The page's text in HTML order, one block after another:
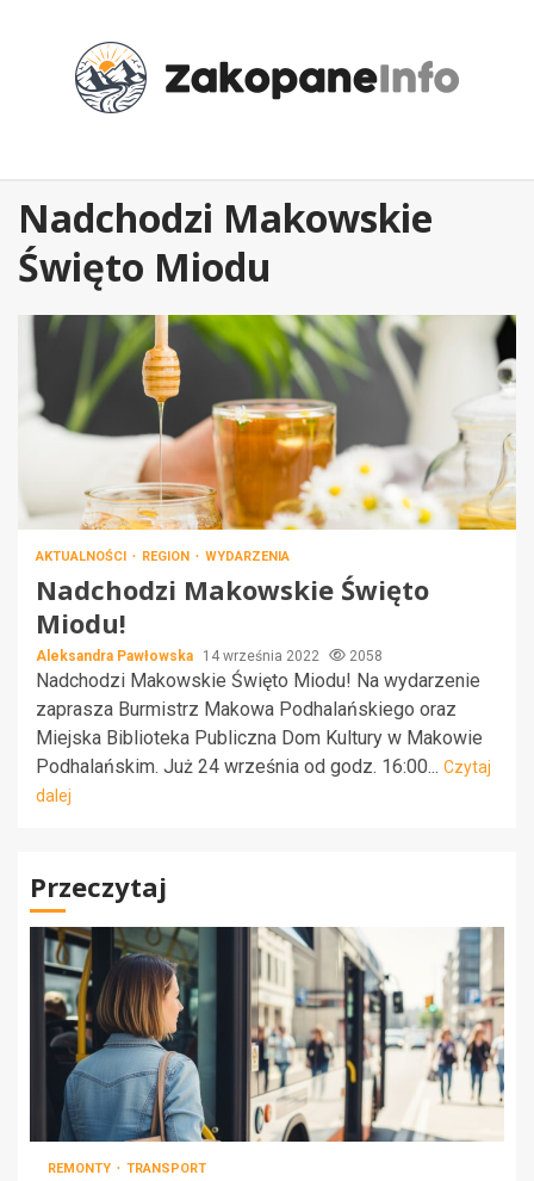
Nadchodzi Makowskie
Święto Miodu
AKTUALNOŚCI REGION WYDARZENIA
Nadchodzi Makowskie Święto
Miodu!
Aleksandra Pawłowska 14 września 2022 2058
Nadchodzi Makowskie Święto Miodu! Na wydarzenie
zaprasza Burmistrz Makowa Podhalańskiego oraz
Miejska Biblioteka Publiczna Dom Kultury w Makowie
Podhalańskim. Już 24 września od godz. 16:00... Czytaj
dalej
Przeczytaj
REMONTY TRANSPORT